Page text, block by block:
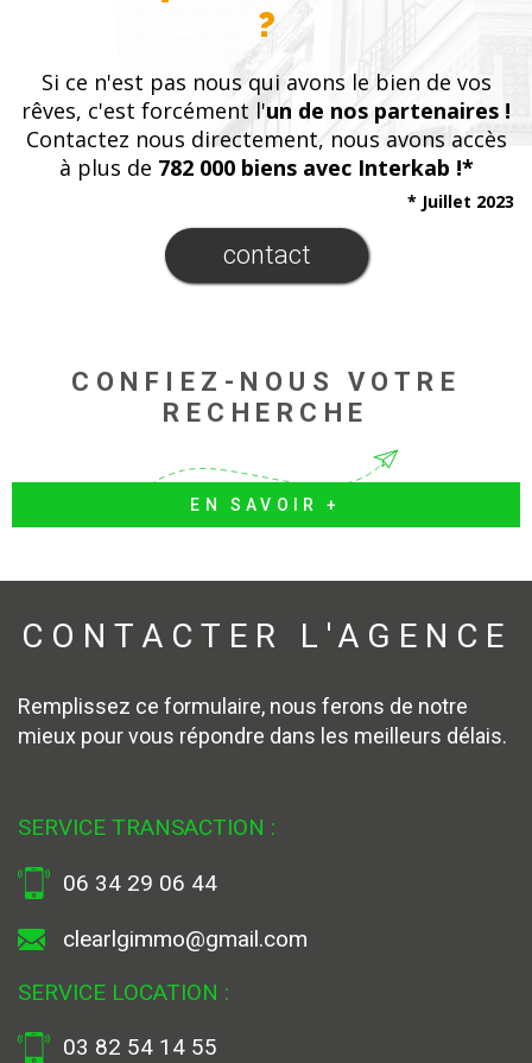
?
Si ce n'est pas nous qui avons le bien de vos
rêves, c'est forcément l'un de nos partenaires !
Contactez nous directement, nous avons accès
à plus de 782 000 biens avec Interkab !*
contact
* Juillet 2023
CONFIEZ-NOUS VOTRE
RECHERCHE
EN SAVOIR +
CONTACTER L'AGENCE
Remplissez ce formulaire, nous ferons de notre
mieux pour vous répondre dans les meilleurs délais.
SERVICE TRANSACTION :
06 34 29 06 44
clearlgimmo@gmail.com
SERVICE LOCATION :
03 82 54 14 55